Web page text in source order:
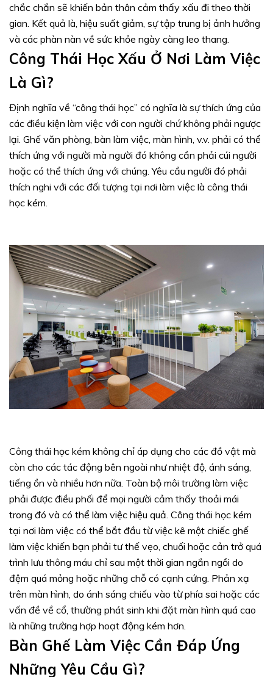
chắc chắn sẽ khiến bản thân cảm thấy xấu đi theo thời
gian. Kết quả là, hiệu suất giảm, sự tập trung bị ảnh hưởng
và các phàn nàn về sức khỏe ngày càng leo thang.
Công Thái Học Xấu Ở Nơi Làm Việc
Là Gì?
Định nghĩa về “công thái học” có nghĩa là sự thích ứng của
các điều kiện làm việc với con người chứ không phải ngược
lại. Ghế văn phòng, bàn làm việc, màn hình, v.v. phải có thể
thích ứng với người mà người đó không cần phải cúi người
hoặc có thể thích ứng với chúng. Yêu cầu người đó phải
thích nghi với các đối tượng tại nơi làm việc là công thái
học kém.
Công thái học kém không chỉ áp dụng cho các đồ vật mà
còn cho các tác động bên ngoài như nhiệt độ, ánh sáng,
tiếng ồn và nhiều hơn nữa. Toàn bộ môi trường làm việc
phải được điều phối để mọi người cảm thấy thoải mái
trong đó và có thể làm việc hiệu quả. Công thái học kém
tại nơi làm việc có thể bắt đầu từ việc kê một chiếc ghế
làm việc khiến bạn phải tư thế vẹo, chuối hoặc cản trở quá
trình lưu thông máu chỉ sau một thời gian ngắn ngồi do
đệm quá mỏng hoặc những chỗ có cạnh cứng. Phản xạ
trên màn hình, do ánh sáng chiếu vào từ phía sai hoặc các
vấn đề về cổ, thường phát sinh khi đặt màn hình quá cao
là những trường hợp hoạt động kém hơn.
Bàn Ghế Làm Việc Cần Đáp Ứng
Những Yêu Cầu Gì?